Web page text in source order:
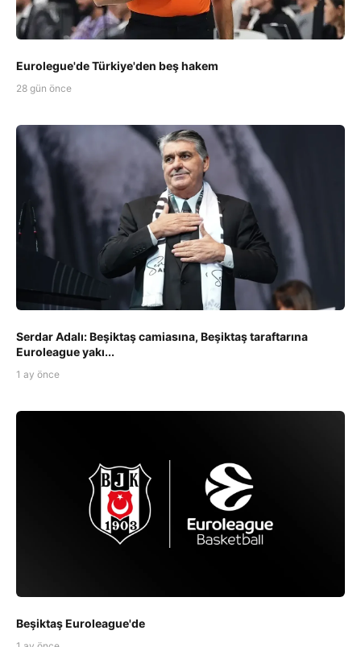
Eurolegue'de Türkiye'den beş hakem
28 gün önce
Serdar Adalı: Beşiktaş camiasına, Beşiktaş taraftarına
Euroleague yakı...
1 ay önce
Beşiktaş Euroleague'de